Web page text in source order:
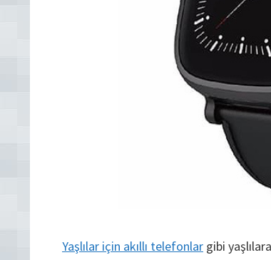
Yaşlılar için akıllı telefonlar gibi